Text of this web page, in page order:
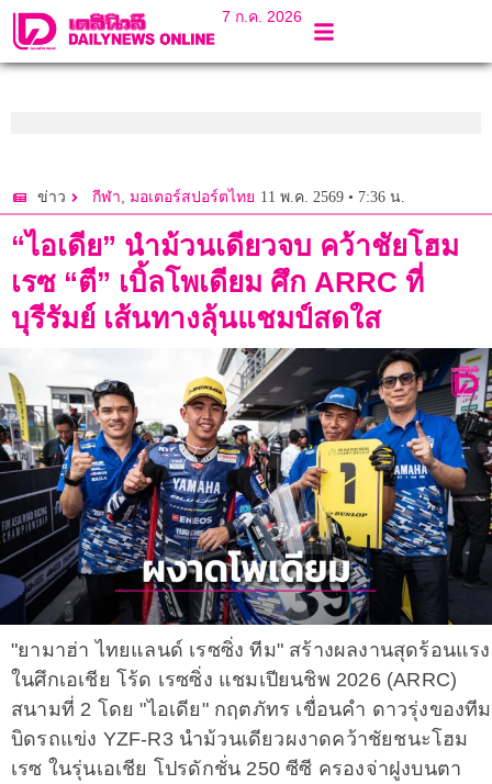
7 ก.ค. 2026
ข่าว กีฬา, มอเตอร์สปอร์ตไทย 11 พ.ค. 2569 • 7:36 น.
“ไอเดีย” นำม้วนเดียวจบ คว้าชัยโฮม
เรซ “ตี” เบิ้ลโพเดียม ศึก ARRC ที่
บุรีรัมย์ เส้นทางลุ้นแชมป์สดใส
"ยามาฮ่า ไทยแลนด์ เรซซิ่ง ทีม" สร้างผลงานสุดร้อนแรง
ในศึกเอเชีย โร้ด เรซซิ่ง แชมเปียนชิพ 2026 (ARRC)
สนามที่ 2 โดย "ไอเดีย" กฤตภัทร เขื่อนคำ ดาวรุ่งของทีม
บิดรถแข่ง YZF-R3 นำม้วนเดียวผงาดคว้าชัยชนะโฮม
เรซ ในรุ่นเอเชีย โปรดักชั่น 250 ซีซี ครองจ่าฝูงบนตา